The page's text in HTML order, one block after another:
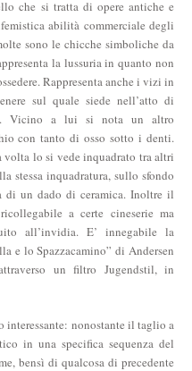
che si tratta di opere antiche e
abilità commerciale degli
sono le chicche simboliche da
la lussuria in quanto non
Rappresenta anche i vizi in
sul quale siede nell’atto di
Vicino a lui si nota un altro
con tanto di osso sotto i denti.
volta lo si vede inquadrato tra altri
stessa inquadratura, sullo sfondo
di un dado di ceramica. Inoltre il
a certe cineserie ma
all’invidia. E’ innegabile la
e lo Spazzacamino” di Andersen
un filtro Jugendstil, in
nonostante il taglio a
in una specifica sequenza del
bensì di qualcosa di precedente